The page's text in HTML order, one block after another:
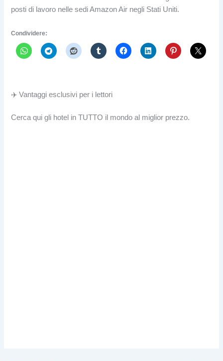
posti di lavoro nelle sedi Amazon Air negli Stati Uniti.
Condividere:
✈️ Vantaggi esclusivi per i lettori
Cerca qui gli hotel in TUTTO il mondo al miglior prezzo.